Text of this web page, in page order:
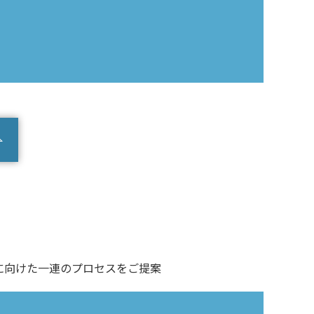
けた一連のプロセスをご提案